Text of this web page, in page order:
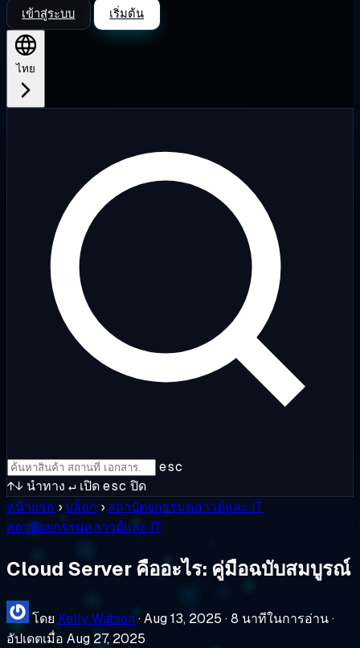
เข้าสู่ระบบ เริ่มต้น
ไทย
esc
↑↓ นำทาง ↵ เปิดesc ปิด
หน้าแรก ›บล็อก › สถาปัตยกรรมคลาวด์และ IT
สถาปัตยกรรมคลาวด์และ IT
Cloud Server คืออะไร: คู่มือฉบับสมบูรณ์
โดย Kelly Watson ·Aug 13, 2025 ·8 นาทีในการอ่าน·
อัปเดตเมื่อ Aug 27, 2025